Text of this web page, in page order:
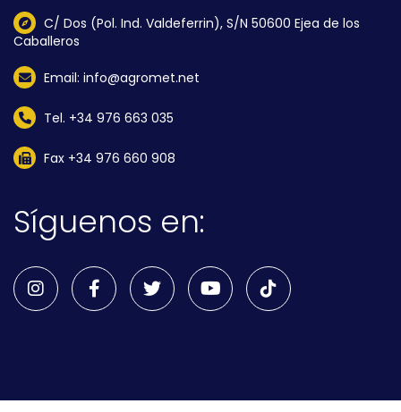
C/ Dos (Pol. Ind. Valdeferrin), S/N 50600 Ejea de los
Caballeros
Email: info@agromet.net
Tel. +34 976 663 035
Fax +34 976 660 908
Síguenos en: